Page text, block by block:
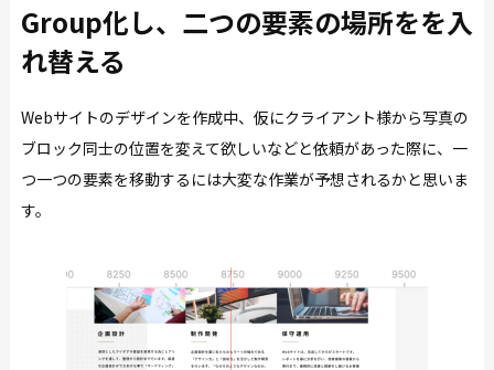
Group化し、二つの要素の場所をを入
れ替える
Webサイトのデザインを作成中、仮にクライアント様から写真の
ブロック同士の位置を変えて欲しいなどと依頼があった際に、一
つ一つの要素を移動するには大変な作業が予想されるかと思いま
す。